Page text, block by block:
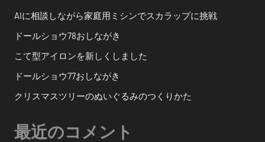
AIに相談しながら家庭用ミシンでスカラップに挑戦
ドールショウ78おしながき
こて型アイロンを新しくしました
ドールショウ77おしながき
クリスマスツリーのぬいぐるみのつくりかた
最近のコメント